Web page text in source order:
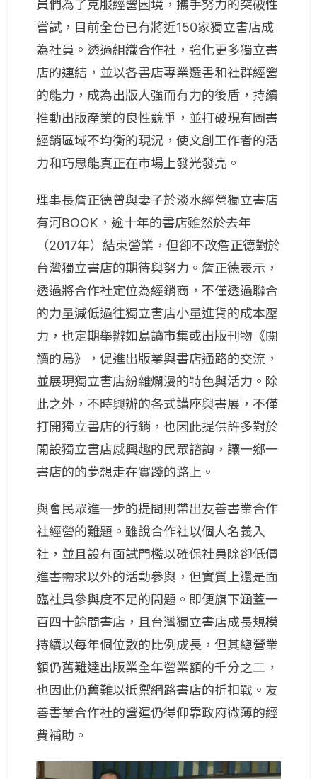
員們為了克服經營困境，攜手努力的突破性
嘗試，目前全台已有將近150家獨立書店成
為社員。透過組織合作社，強化更多獨立書
店的連結，並以各書店專業選書和社群經營
的能力，成為出版人強而有力的後盾，持續
推動出版產業的良性競爭，並打破現有圖書
經銷區域不均衡的現況，使文創工作者的活
力和巧思能真正在市場上發光發亮。
理事長詹正德曾與妻子於淡水經營獨立書店
有河BOOK，逾十年的書店雖然於去年
（2017年）結束營業，但卻不改詹正德對於
台灣獨立書店的期待與努力。詹正德表示，
透過將合作社定位為經銷商，不僅透過聯合
的力量減低過往獨立書店小量進貨的成本壓
力，也定期舉辦如島讀市集或出版刊物《閱
讀的島》，促進出版業與書店通路的交流，
並展現獨立書店紛雜爛漫的特色與活力。除
此之外，不時興辦的各式講座與書展，不僅
打開獨立書店的行銷，也因此提供許多對於
開設獨立書店感興趣的民眾諮詢，讓一鄉一
書店的的夢想走在實踐的路上。
與會民眾進一步的提問則帶出友善書業合作
社經營的難題。雖說合作社以個人名義入
社，並且設有面試門檻以確保社員除卻低價
進書需求以外的活動參與，但實質上還是面
臨社員參與度不足的問題。即便旗下涵蓋一
百四十餘間書店，且台灣獨立書店成長規模
持續以每年個位數的比例成長，但其總營業
額仍舊難達出版業全年營業額的千分之二，
也因此仍舊難以抵禦網路書店的折扣戰。友
善書業合作社的營運仍得仰靠政府微薄的經
費補助。